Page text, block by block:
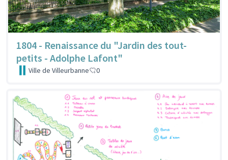
1804 - Renaissance du "Jardin des tout-
petits - Adolphe Lafont"
Ville de Villeurbanne 0